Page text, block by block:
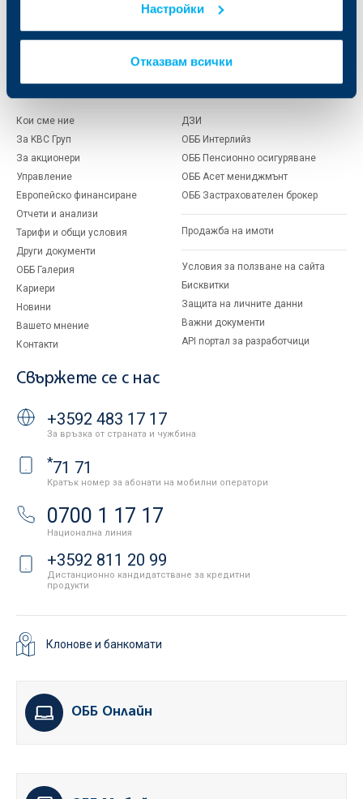
Настройки
Отказвам всички
Актуализация на клиентски данни Факторинг
За ОББ
Кои сме ние
За KBC Груп
За акционери
Управление
Европейско финансиране
Отчети и анализи
Тарифи и общи условия
Други документи
ОББ Галерия
Кариери
Новини
Вашето мнение
Контакти
Групата на KBC
ДЗИ
ОББ Интерлийз
ОББ Пенсионно осигуряване
ОББ Асет мениджмънт
ОББ Застрахователен брокер
Продажба на имоти
Условия за ползване на сайта
Бисквитки
Защита на личните данни
Важни документи
API портал за разработчици
Свържете се с нас
+3592 483 17 17
За връзка от страната и чужбина
*71 71
Кратък номер за абонати на мобилни оператори
0700 1 17 17
Национална линия
+3592 811 20 99
Дистанционно кандидатстване за кредитни
продукти
Клонове и банкомати
ОББ Онлайн